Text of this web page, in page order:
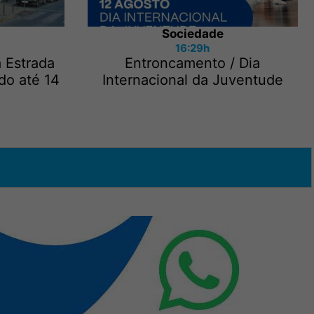
até 14
Sociedade
16:29h
Entroncamento / Dia
Internacional da Juventude